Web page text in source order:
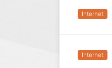
Internet
Internet